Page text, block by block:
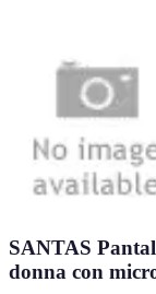
SANTAS
donna con